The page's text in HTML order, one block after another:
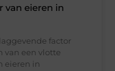
van eieren in
factor
van een vlotte
eieren in